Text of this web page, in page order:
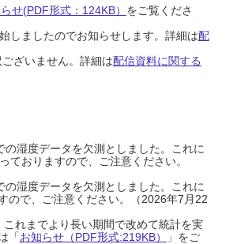
せ(PDF形式：124KB） をご覧くださ
しましたのでお知らせします。詳細は配
ざいません。詳細は配信資料に関する
湿度データを欠測としました。これに
おりますので、ご注意ください。
湿度データを欠測としました。これに
ので、ご注意ください。（2026年7月22
れまでより長い期間で改めて統計を実
「お知らせ（PDF形式:219KB）
」をご